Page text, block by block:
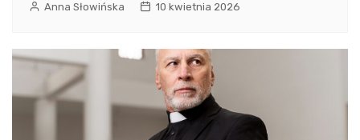
Anna Słowińska 10 kwietnia 2026